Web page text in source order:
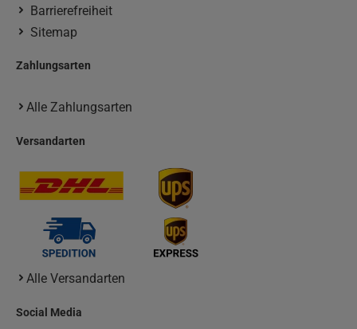
Barrierefreiheit
Sitemap
Zahlungsarten
Alle Zahlungsarten
Versandarten
Alle Versandarten
Social Media